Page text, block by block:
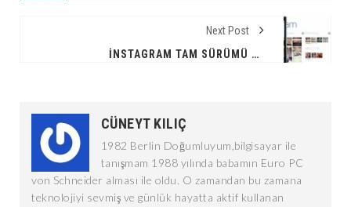
Next Post
İNSTAGRAM TAM SÜRÜMÜ WINDOWS PHONE'A ÇIKTI
CÜNEYT KILIÇ
1982 Berlin Doğumluyum,bilgisayar ile
tanışmam 1988 yılında babamın Euro PC
von Schneider alması ile oldu. O zamandan bu zamana
teknolojiyi sevmiş ve günlük hayatta aktif kullanan